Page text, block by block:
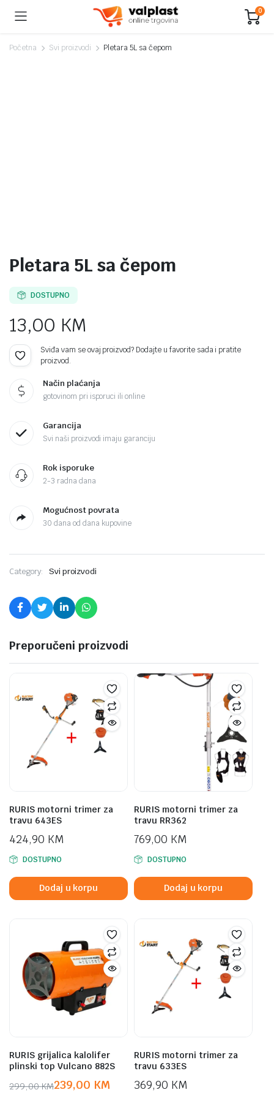
0
Početna Svi proizvodi Pletara 5L sa čepom
Pletara 5L sa čepom
DOSTUPNO
13,00 KM
Sviđa vam se ovaj proizvod? Dodajte u favorite sada i pratite
proizvod.
Način plaćanja
gotovinom pri isporuci ili online
Garancija
Svi naši proizvodi imaju garanciju
Rok isporuke
2-3 radna dana
Mogućnost povrata
30 dana od dana kupovine
Category: Svi proizvodi
Preporučeni proizvodi
RURIS motorni trimer za
travu 643ES
424,90 KM
DOSTUPNO
Dodaj u korpu
RURIS motorni trimer za
travu RR362
769,00 KM
DOSTUPNO
Dodaj u korpu
RURIS grijalica kalolifer
plinski top Vulcano 882S
299,00KM239,00 KM
RURIS motorni trimer za
travu 633ES
369,90 KM